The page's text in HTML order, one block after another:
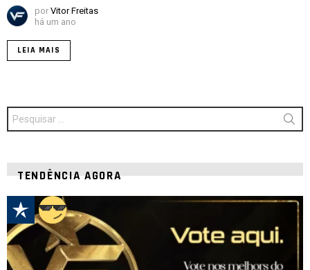
por Vitor Freitas
há um ano
LEIA MAIS
Procurar
por:
TENDÊNCIA AGORA